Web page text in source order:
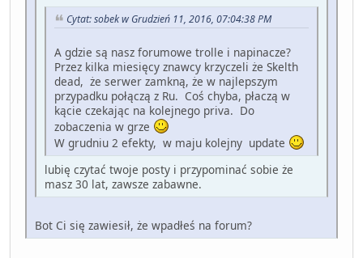
Cytat: sobek w Grudzień 11, 2016, 07:04:38 PM
A gdzie są nasz forumowe trolle i napinacze?
Przez kilka miesięcy znawcy krzyczeli że Skelth
dead, że serwer zamkną, że w najlepszym
przypadku połączą z Ru. Coś chyba, płaczą w
kącie czekając na kolejnego priva. Do
zobaczenia w grze
W grudniu 2 efekty, w maju kolejny update
lubię czytać twoje posty i przypominać sobie że
masz 30 lat, zawsze zabawne.
Bot Ci się zawiesił, że wpadłeś na forum?